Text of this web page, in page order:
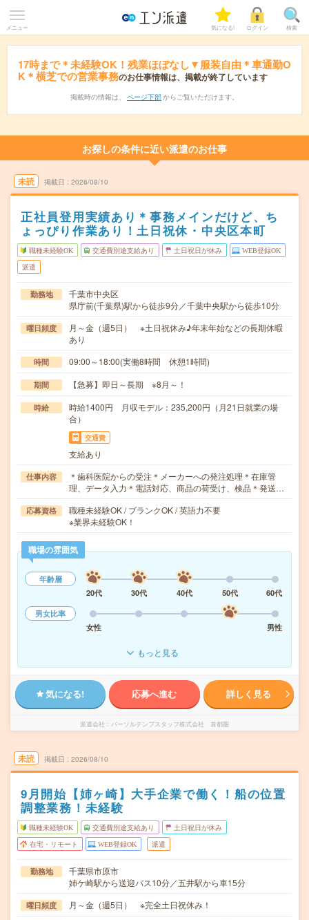
メニュー 気になる! ログイン 検索
17時まで＊未経験OK！残業ほぼなし▼服装自由＊車通勤O
K＊横芝での営業事務のお仕事情報は、掲載が終了しています
掲載時の情報は、 ページ下部 からご覧いただけます。
お探しの条件に近い派遣のお仕事
未読 掲載日 2026/08/10
正社員登用実績あり＊事務メインだけど、ち
ょっぴり作業あり！土日祝休・中央区本町
職種未経験OK 交通費別途支給あり 土日祝日が休み WEB登録OK
派遣
勤務地
千葉市中央区
県庁前(千葉県)駅から徒歩9分／千葉中央駅から徒歩10分
曜日頻度
月～金（週5日） ※土日祝休み♪年末年始などの長期休暇
あり
時間 09:00～18:00(実働8時間 休憩1時間)
期間 【急募】即日～長期 ※8月～！
時給
時給1400円 月収モデル：235,200円（月21日就業の場
合）
交通費
支給あり
仕事内容
＊歯科医院からの受注＊メーカーへの発注処理＊在庫管
理、データ入力＊電話対応、商品の荷受け、検品＊発送…
応募資格
職種未経験OK / ブランクOK / 英語力不要
※業界未経験OK！
職場の雰囲気
年齢層
20代
30代 40代 50代
60代
男女比率
女性
男性
もっと見る
気になる! 応募へ進む 詳しく見る
派遣会社 パーソルテンプスタッフ株式会社 首都圏
未読 掲載日 2026/08/10
9月開始【姉ヶ崎】大手企業で働く！船の位置
調整業務！未経験
職種未経験OK 交通費別途支給あり 土日祝日が休み
在宅・リモート WEB登録OK 派遣
勤務地
千葉県市原市
姉ケ崎駅から送迎バス10分／五井駅から車15分
曜日頻度 月～金（週5日） ※完全土日祝休み！